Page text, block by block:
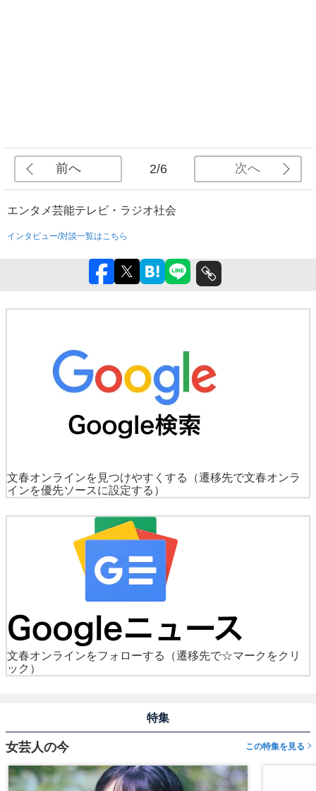
前へ 2/6 次へ
エンタメ芸能テレビ・ラジオ社会
インタビュー/対談一覧はこちら
文春オンラインを見つけやすくする
（遷移先で文春オンラ
インを優先ソースに設定する）
文春オンラインをフォローする
（遷移先で☆マークをクリ
ック）
特集
女芸人の今 この特集を見る